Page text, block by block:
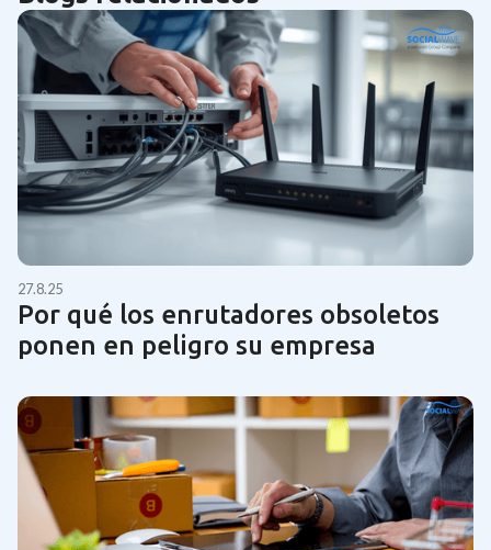
27.8.25
Por qué los enrutadores obsoletos
ponen en peligro su empresa